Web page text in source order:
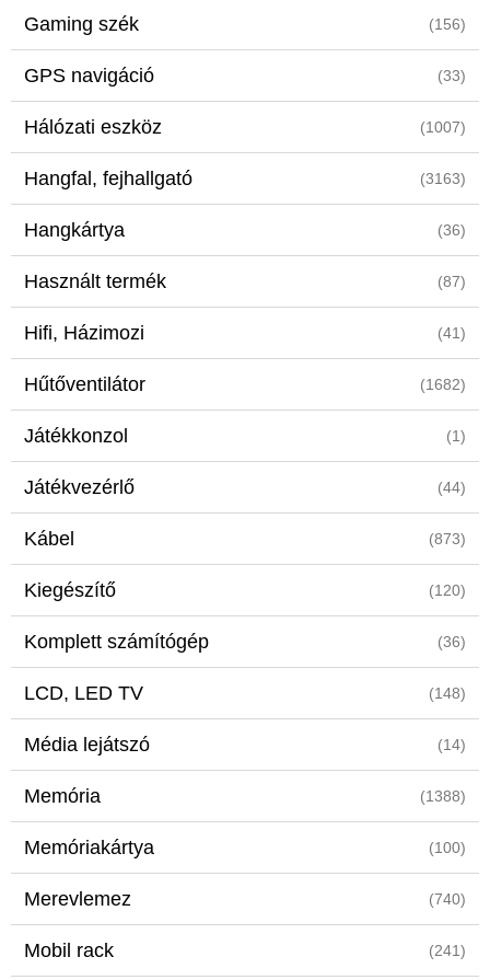
Gaming szék (156)
GPS navigáció (33)
Hálózati eszköz (1007)
Hangfal, fejhallgató (3163)
Hangkártya (36)
Használt termék (87)
Hifi, Házimozi (41)
Hűtőventilátor (1682)
Játékkonzol (1)
Játékvezérlő (44)
Kábel (873)
Kiegészítő (120)
Komplett számítógép (36)
LCD, LED TV (148)
Média lejátszó (14)
Memória (1388)
Memóriakártya (100)
Merevlemez (740)
Mobil rack (241)